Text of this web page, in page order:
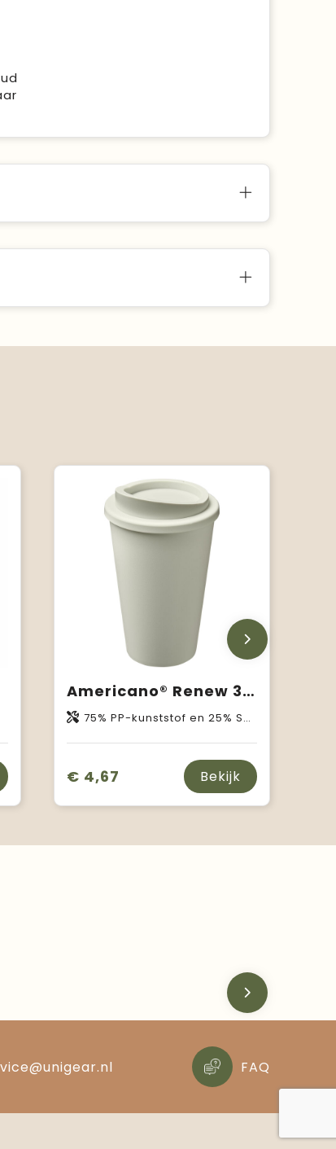
Americano®­­ Renew 350 ml geïsoleerde beker
75% PP-kunststof en 25% Suikerriet-bioplastic
€ 4,67 Bekijk
FAQ